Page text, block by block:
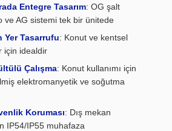
Entegre Tasarım: OG şalt
ve AG sistemi tek bir ünitede
Yer Tasarrufu: Konut ve kentsel
için idealdir
Çalışma: Konut kullanımı için
elektromanyetik ve soğutma
Koruması: Dış mekan
IP54/IP55 muhafaza